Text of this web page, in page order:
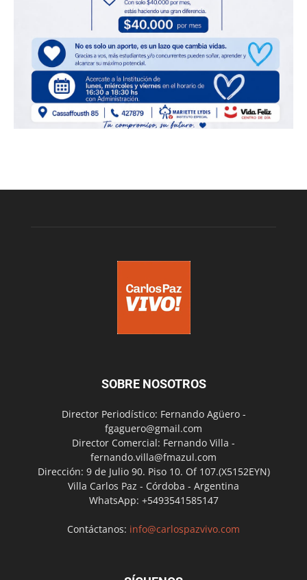
SOBRE NOSOTROS
Director Periodístico: Fernando Agüero -
fgaguero@gmail.com
Director Comercial: Fernando Villa -
fernando.villa@fmazul.com
Dirección: 9 de Julio 90. Piso 10. Of 107.(X5152EYN)
Villa Carlos Paz - Córdoba - Argentina
WhatsApp: +5493541585147
Contáctanos: info@carlospazvivo.com